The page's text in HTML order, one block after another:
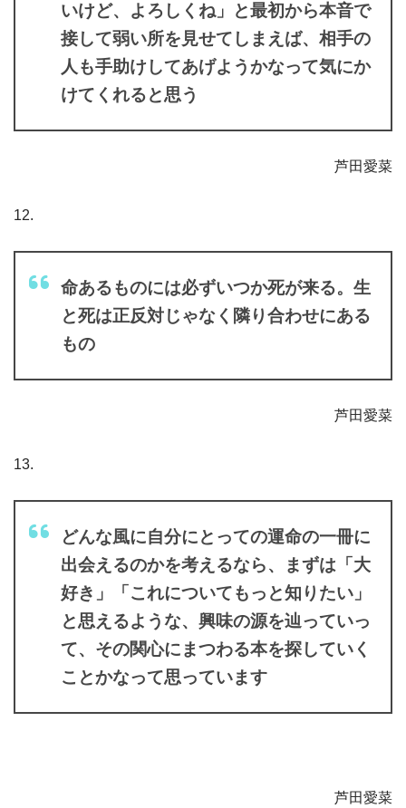
いけど、よろしくね」と最初から本音で
接して弱い所を見せてしまえば、相手の
人も手助けしてあげようかなって気にか
けてくれると思う
芦田愛菜
12.
命あるものには必ずいつか死が来る。生
と死は正反対じゃなく隣り合わせにある
もの
芦田愛菜
13.
どんな風に自分にとっての運命の一冊に
出会えるのかを考えるなら、まずは「大
好き」「これについてもっと知りたい」
と思えるような、興味の源を辿っていっ
て、その関心にまつわる本を探していく
ことかなって思っています
芦田愛菜